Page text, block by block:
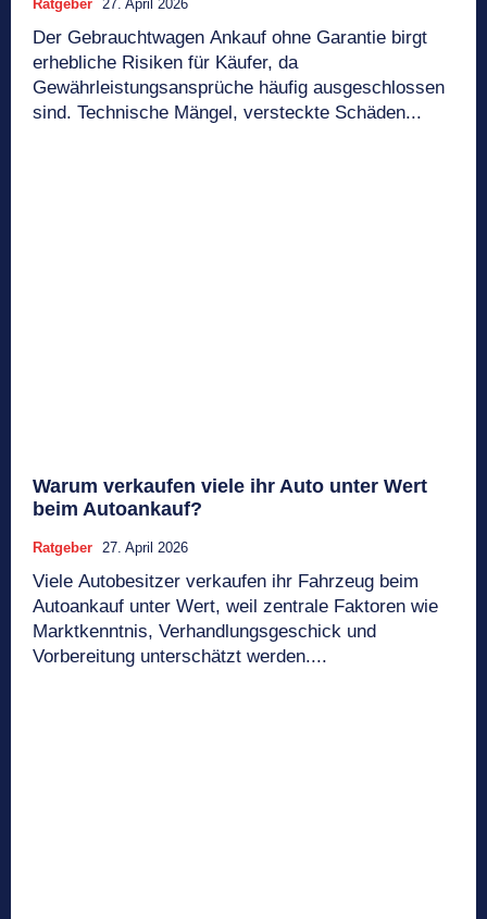
Ratgeber 27. April 2026
Der Gebrauchtwagen Ankauf ohne Garantie birgt
erhebliche Risiken für Käufer, da
Gewährleistungsansprüche häufig ausgeschlossen
sind. Technische Mängel, versteckte Schäden...
Warum verkaufen viele ihr Auto unter Wert
beim Autoankauf?
Ratgeber 27. April 2026
Viele Autobesitzer verkaufen ihr Fahrzeug beim
Autoankauf unter Wert, weil zentrale Faktoren wie
Marktkenntnis, Verhandlungsgeschick und
Vorbereitung unterschätzt werden....